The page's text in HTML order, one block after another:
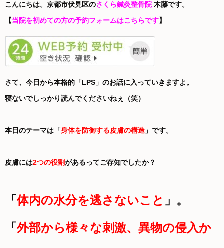
こんにちは。京都市伏見区のさくら鍼灸整骨院木藤です。
【当院を初めての方の予約フォームはこちらです】
さて、今日から本格的「LPS」のお話に入っていきますよ。
寝ないでしっかり読んでくださいねぇ（笑）
本日のテーマは「身体を防御する皮膚の構造 」です。
皮膚には2つの役割があるってご存知でしたか？
「体内の水分を逃さないこと 」。
「 外部から様々な刺激、異物の侵入か